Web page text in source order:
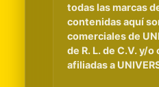
todas las marcas
contenidas aquí
comerciales de
de R. L. de C.V. y/
afiliadas a